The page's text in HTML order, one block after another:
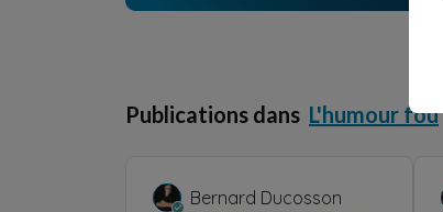
Publications dans L'humour fou
Bernard Ducosson